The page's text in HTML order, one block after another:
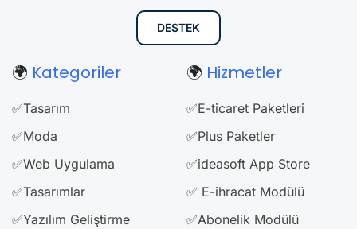
DESTEK
🌍 Kategoriler
✅Tasarım
✅Moda
✅Web Uygulama
✅Tasarımlar
✅Yazılım Geliştirme
🌍 Hizmetler
✅E-ticaret Paketleri
✅Plus Paketler
✅ideasoft App Store
✅ E-ihracat Modülü
✅Abonelik Modülü